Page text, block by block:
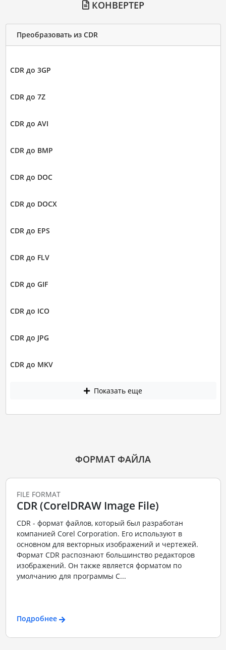
КОНВЕРТЕР
Преобразовать из CDR
CDR до 3GP
CDR до 7Z
CDR до AVI
CDR до BMP
CDR до DOC
CDR до DOCX
CDR до EPS
CDR до FLV
CDR до GIF
CDR до ICO
CDR до JPG
CDR до MKV
Показать еще
ФОРМАТ ФАЙЛА
FILE FORMAT
CDR (CorelDRAW Image File)
CDR - формат файлов, который был разработан
компанией Corel Corporation. Его используют в
основном для векторных изображений и чертежей.
Формат CDR распознают большинство редакторов
изображений. Он также является форматом по
умолчанию для программы C...
Подробнее